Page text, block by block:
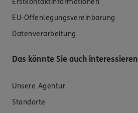
Erstkontaktinformationen
EU-Offenlegungsvereinbarung
Datenverarbeitung
Das könnte Sie auch interessieren
Unsere Agentur
Standorte